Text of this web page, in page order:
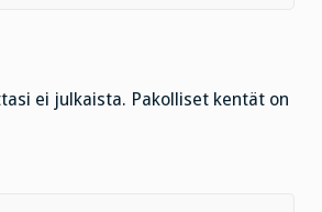
ei julkaista. Pakolliset kentät on